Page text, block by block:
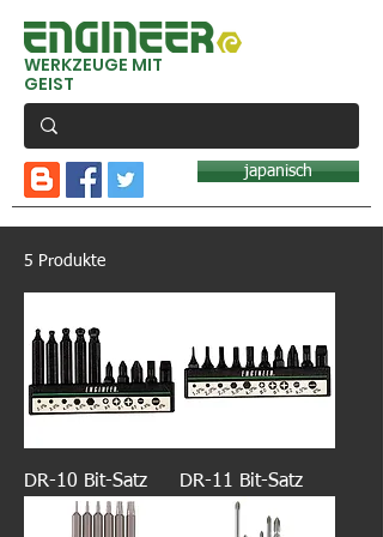
WERKZEUGE MIT
GEIST
japanisch
5 Produkte
DR-10 Bit-Satz DR-11 Bit-Satz